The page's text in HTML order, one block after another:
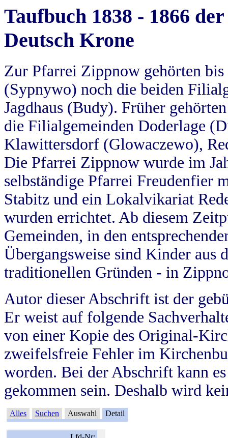
Taufbuch 1838 - 1866
Deutsch Krone
Zur Pfarrei Zippnow gehörten
(Sypnywo) noch die beiden
Jagdhaus (Budy). Früher
die Filialgemeinden Doderlage
Klawittersdorf (Glowaczewo),
Die Pfarrei Zippnow wurde im
selbständige Pfarrei Freudenfier
Stabitz und ein Lokalvikariat
wurden errichtet. Ab diesem
Gemeinden, in den
Übergangsweise sind Kinder aus
traditionellen Gründen - in
Autor dieser Abschrift ist der
Er weist auf folgende
von einer Kopie des Original-
zweifelsfreie Fehler im
worden. Bei der Abschrift kann
gekommen sein. Deshalb wird
Alles Suchen Auswahl Detail